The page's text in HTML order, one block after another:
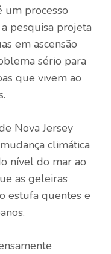
um processo
pesquisa projeta
em ascensão
sério para
que vivem ao
Nova Jersey
climática
nível do mar ao
as geleiras
estufa quentes e